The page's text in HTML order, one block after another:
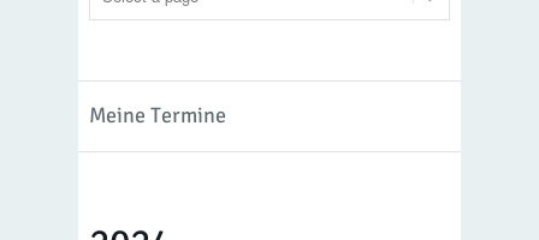
Meine Termine